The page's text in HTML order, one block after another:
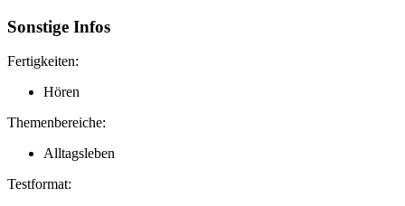
Sonstige Infos
Fertigkeiten:
Hören
Themenbereiche:
Alltagsleben
Testformat: